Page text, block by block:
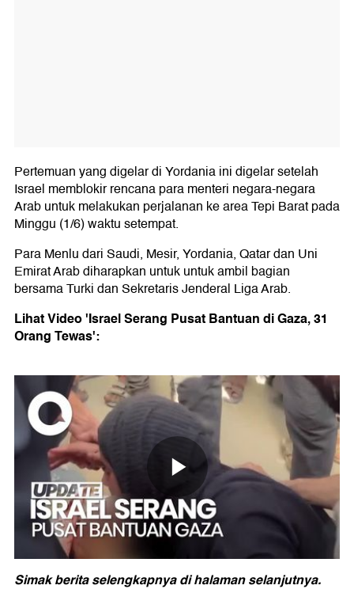
Pertemuan yang digelar di Yordania ini digelar setelah
Israel memblokir rencana para menteri negara-negara
Arab untuk melakukan perjalanan ke area Tepi Barat pada
Minggu (1/6) waktu setempat.
Para Menlu dari Saudi, Mesir, Yordania, Qatar dan Uni
Emirat Arab diharapkan untuk untuk ambil bagian
bersama Turki dan Sekretaris Jenderal Liga Arab.
Lihat Video 'Israel Serang Pusat Bantuan di Gaza, 31
Orang Tewas':
Simak berita selengkapnya di halaman selanjutnya.